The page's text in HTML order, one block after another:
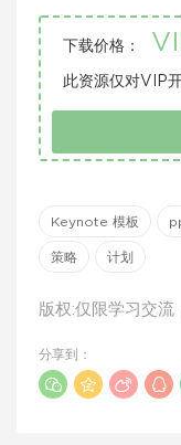
下载价格：
此资源仅对VIP
Keynote 模板
策略 计划
版权:仅限学习交流
分享到：